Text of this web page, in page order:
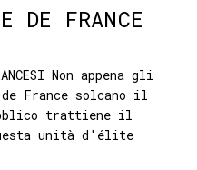
DE FRANCE
Non appena gli
France solcano il
trattiene il
unità d'élite